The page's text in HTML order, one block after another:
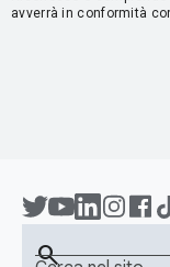
avverrà in conformità
search